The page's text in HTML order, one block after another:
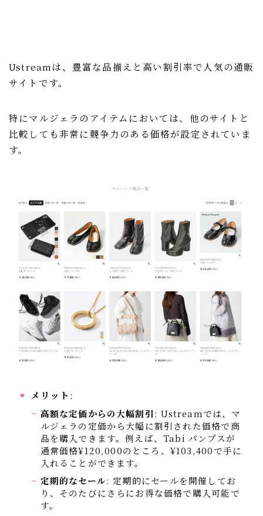
Ustreamは、豊富な品揃えと高い割引率で人気の通販
サイトです。
特にマルジェラのアイテムにおいては、他のサイトと
比較しても非常に競争力のある価格が設定されていま
す。
メリット :
高額な定価からの大幅割引: Ustreamでは、マ
ルジェラの定価から大幅に割引された価格で商
品を購入できます。例えば、Tabi パンプスが
通常価格¥120,000のところ、¥103,400で手に
入れることができます。
定期的なセール: 定期的にセールを開催してお
り、そのたびにさらにお得な価格で購入可能で
す。